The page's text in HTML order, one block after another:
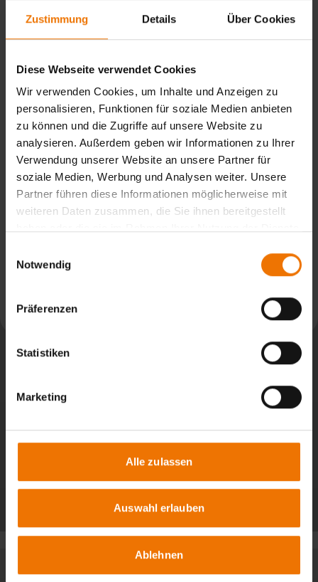
Zustimmung Details Über Cookies
Diese Webseite verwendet Cookies
Wir verwenden Cookies, um Inhalte und Anzeigen zu
personalisieren, Funktionen für soziale Medien anbieten
zu können und die Zugriffe auf unsere Website zu
analysieren. Außerdem geben wir Informationen zu Ihrer
Verwendung unserer Website an unsere Partner für
soziale Medien, Werbung und Analysen weiter. Unsere
Partner führen diese Informationen möglicherweise mit
weiteren Daten zusammen, die Sie ihnen bereitgestellt
Notwendig
Präferenzen
Statistiken
Marketing
Alle zulassen
Auswahl erlauben
Ablehnen
Erfolgreiche Weiterbildung von SAP im Schienenfahrzeugbau
Weiterbildung nach DIN EN 15085 an der SLV München
News aus: SLV München